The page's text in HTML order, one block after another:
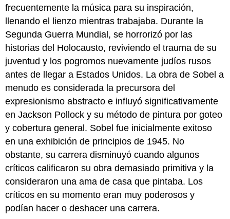
frecuentemente la música para su inspiración,
llenando el lienzo mientras trabajaba. Durante la
Segunda Guerra Mundial, se horrorizó por las
historias del Holocausto, reviviendo el trauma de su
juventud y los pogromos nuevamente judíos rusos
antes de llegar a Estados Unidos. La obra de Sobel a
menudo es considerada la precursora del
expresionismo abstracto e influyó significativamente
en Jackson Pollock y su método de pintura por goteo
y cobertura general. Sobel fue inicialmente exitoso
en una exhibición de principios de 1945. No
obstante, su carrera disminuyó cuando algunos
críticos calificaron su obra demasiado primitiva y la
consideraron una ama de casa que pintaba. Los
críticos en su momento eran muy poderosos y
podían hacer o deshacer una carrera.